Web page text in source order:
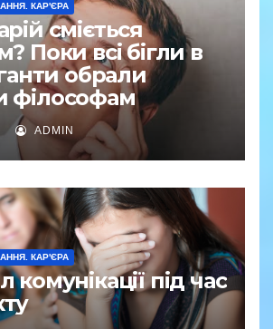
КАР'ЄРА
сміється
Поки всі бігли в
обрали
філософам
ADMIN
КАР'ЄРА
комунікації під час